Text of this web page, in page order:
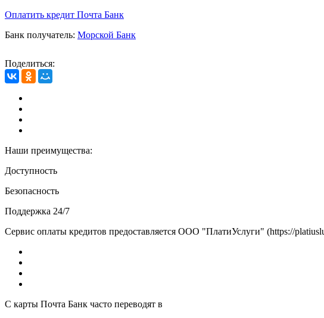
Оплатить кредит Почта Банк
Банк получатель: Морской Банк
Поделиться:
Наши преимущества:
Доступность
Безопасность
Поддержка 24/7
Сервис оплаты кредитов предоставляется ООО "ПлатиУслуги" (https://
С карты Почта Банк часто переводят в